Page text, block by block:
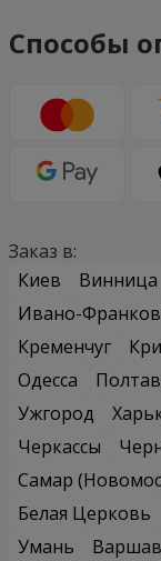
Способы
Заказ в:
Киев
Винница
Ивано-
Кременчуг
Одесса
Ужгород
Черкассы
Самар
Белая Церковь
Умань